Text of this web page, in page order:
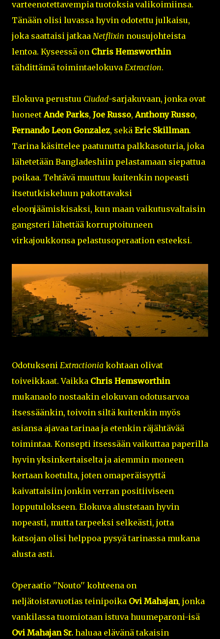
varteenotettavempia tuotoksia valikoimiinsa.
Tänään olisi luvassa hyvin odotettu julkaisu,
joka saattaisi jatkaa Netflixin nousujohteista
lentoa. Kyseessä on Chris Hemsworthin
tähdittämä toimintaelokuva Extraction.
Elokuva perustuu Ciudad-sarjakuvaan, jonka ovat
luoneetAnde Parks, Joe Russo,Anthony Russo,
Fernando Leon Gonzalez, sekä Eric Skillman.
Tarina käsittelee paatunutta palkkasoturia, joka
lähetetään Bangladeshiin pelastamaan siepattua
poikaa. Tehtävä muuttuu kuitenkin nopeasti
itsetutkiskeluun pakottavaksi
eloonjäämiskisaksi, kun maan vaikutusvaltaisin
gangsteri lähettää korruptoituneen
virkajoukkonsa pelastusoperaation esteeksi.
Odotukseni Extractionia kohtaan olivat
toiveikkaat. Vaikka Chris Hemsworthin
mukanaolo nostaakin elokuvan odotusarvoa
itsessäänkin, toivoin siltä kuitenkin myös
asiansa ajavaa tarinaa ja etenkin räjähtävää
toimintaa. Konsepti itsessään vaikuttaa paperilla
hyvin yksinkertaiselta ja aiemmin moneen
kertaan koetulta, joten omaperäisyyttä
kaivattaisiin jonkin verran positiiviseen
lopputulokseen. Elokuva alustetaan hyvin
nopeasti, mutta tarpeeksi selkeästi, jotta
katsojan olisi helppoa pysyä tarinassa mukana
alusta asti.
Operaatio ''Nouto'' kohteena on
neljätoistavuotias teinipoika Ovi Mahajan, jonka
vankilassa tuomiotaan istuva huumeparoni-isä
Ovi Mahajan Sr. haluaa elävänä takaisin